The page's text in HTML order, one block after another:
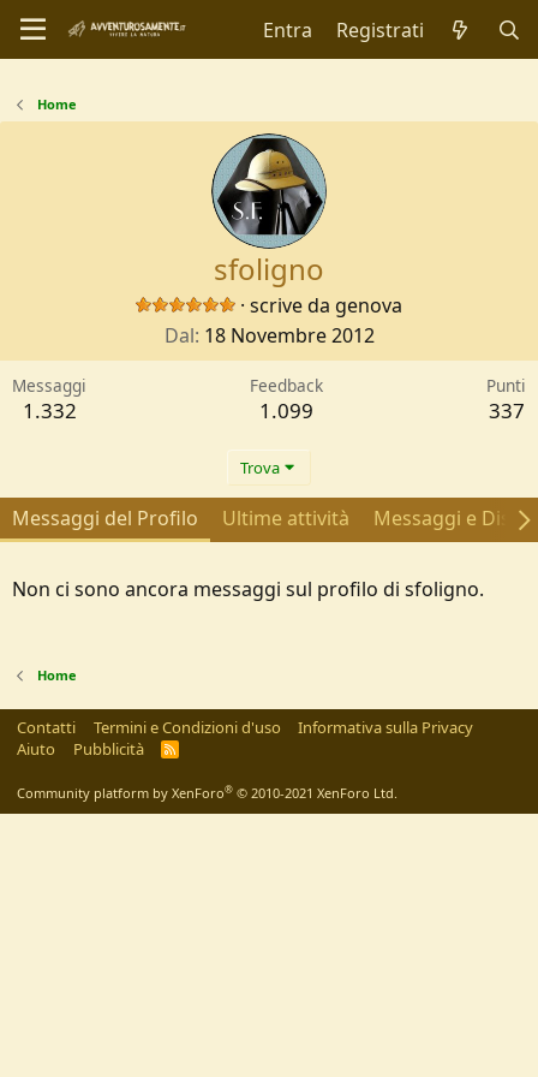
Entra Registrati
Home
sfoligno
· scrive da genova
Dal 18 Novembre 2012
Messaggi
1.332
Feedback
1.099
Punti
337
Trova
Messaggi del Profilo Ultime attività Messaggi e
Non ci sono ancora messaggi sul profilo di sfoligno.
Home
Contatti Termini e Condizioni d'uso
Informativa sulla Privacy
Aiuto
Pubblicità
R
Community platform by XenForo® © 2010-2021 XenForo Ltd.